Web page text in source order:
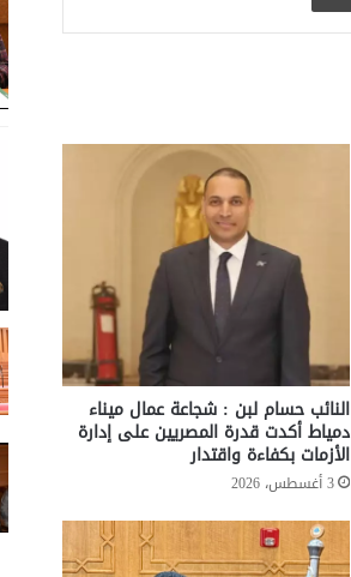
النائب حسام لبن : شجاعة عمال ميناء
دمياط أكدت قدرة المصريين على إدارة
الأزمات بكفاءة واقتدار
3 أغسطس، 2026